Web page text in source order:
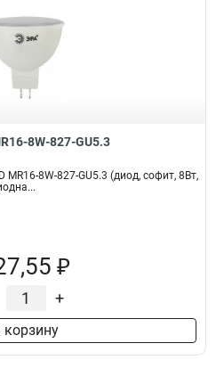
8W-827-GU5.3
8W-827-GU5.3 (диод, софит, 8Вт,
₽
+
корзину